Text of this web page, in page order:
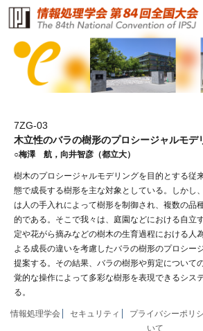
7ZG-03
木立性のバラの樹形のプロシージャルモデ
○梅澤 航，向井智彦（都立大）
樹木のプロシージャルモデリングを目的とする従
態で成長する樹形を主な対象としている。しかし
は人の手入れによって樹形を制御され、複数の品
的である。そこで我々は、庭園などにおける自立
定や花がら摘みなどの樹木の生育過程における人
よる成長の違いを考慮したバラの樹形のプロシー
提案する。その結果、バラの樹形や剪定について
覚的な操作によって多彩な樹形を表現できるシス
る。
情報処理学会 セキュリティ プライバシーポリ
いて